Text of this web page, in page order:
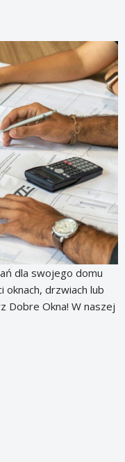
dla swojego domu
oknach, drzwiach lub
Dobre Okna! W naszej